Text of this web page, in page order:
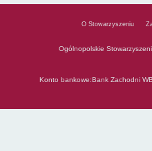
O Stowarzyszeniu
Ogólnopolskie
Konto bankowe:Bank Zachodni